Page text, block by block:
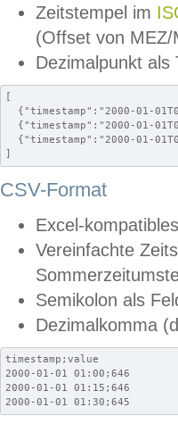
Zeitstempel im
(Offset von MEZ/
Dezimalpunkt als
[
{"timestamp":"2000-01-
{"timestamp":"2000-01-
{"timestamp":"2000-01-
]
CSV-Format
Excel-
Vereinfachte
Semikolon als
Dezimalkomma
timestamp;value
2000-01-01 01:00;646
2000-01-01 01:15;646
2000-01-01 01:30;645